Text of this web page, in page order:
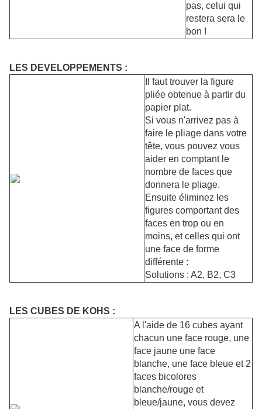
pas, celui qui
restera sera le
bon !
LES DEVELOPPEMENTS :
Il faut trouver la figure
pliée obtenue à partir du
papier plat.
Si vous n'arrivez pas à
faire le pliage dans votre
tête, vous pouvez vous
aider en comptant le
nombre de faces que
donnera le pliage.
Ensuite éliminez les
figures comportant des
faces en trop ou en
moins, et celles qui ont
une face de forme
différente :
Solutions : A2, B2, C3
LES CUBES DE KOHS :
A l'aide de 16 cubes ayant
chacun une face rouge, une
face jaune une face
blanche, une face bleue et 2
faces bicolores
blanche/rouge et
bleue/jaune, vous devez